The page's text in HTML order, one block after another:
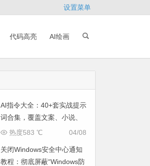
设置菜单
代码高亮 AI绘画
AI指令大全：40+套实战提示
词合集，覆盖文案、小说、
运营全场景
04/08
热度583 ℃
关闭Windows安全中心通知
教程：彻底屏蔽“Windows防